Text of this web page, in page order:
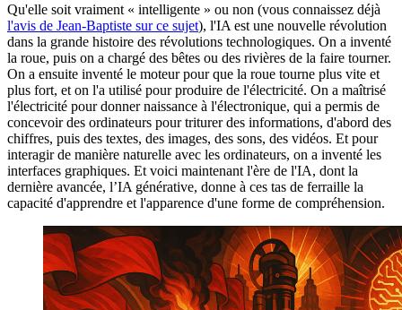
Qu'elle soit vraiment « intelligente » ou non (vous connaissez déjà
l'avis de Jean-Baptiste sur ce sujet), l'IA est une nouvelle révolution
dans la grande histoire des révolutions technologiques. On a inventé
la roue, puis on a chargé des bêtes ou des rivières de la faire tourner.
On a ensuite inventé le moteur pour que la roue tourne plus vite et
plus fort, et on l'a utilisé pour produire de l'électricité. On a maîtrisé
l'électricité pour donner naissance à l'électronique, qui a permis de
concevoir des ordinateurs pour triturer des informations, d'abord des
chiffres, puis des textes, des images, des sons, des vidéos. Et pour
interagir de manière naturelle avec les ordinateurs, on a inventé les
interfaces graphiques. Et voici maintenant l'ère de l'IA, dont la
dernière avancée, l’IA générative, donne à ces tas de ferraille la
capacité d'apprendre et l'apparence d'une forme de compréhension.